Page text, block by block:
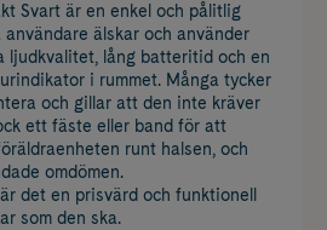
Svart är en enkel och pålitlig
användare älskar och använder
ljudkvalitet, lång batteritid och en
i rummet. Många tycker
och gillar att den inte kräver
ett fäste eller band för att
runt halsen, och
omdömen.
det en prisvärd och funktionell
som den ska.